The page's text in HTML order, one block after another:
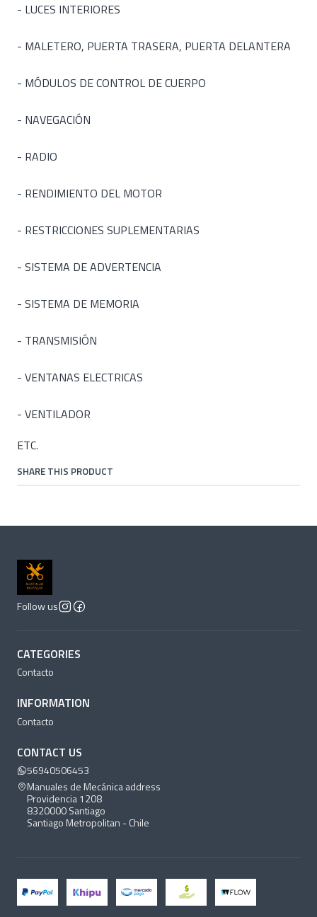
- LUCES INTERIORES
- MALETERO, PUERTA TRASERA, PUERTA DELANTERA
- MÓDULOS DE CONTROL DE CUERPO
- NAVEGACIÓN
- RADIO
- RENDIMIENTO DEL MOTOR
- RESTRICCIONES SUPLEMENTARIAS
- SISTEMA DE ADVERTENCIA
- SISTEMA DE MEMORIA
- TRANSMISIÓN
- VENTANAS ELECTRICAS
- VENTILADOR
ETC.
SHARE THIS PRODUCT
Follow us
CATEGORIES
Contacto
INFORMATION
Contacto
CONTACT US
56940506453
Manuales de Mecánica address
Providencia 1208
8320000 Santiago
Santiago Metropolitan - Chile